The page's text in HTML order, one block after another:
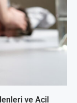
ve Acil